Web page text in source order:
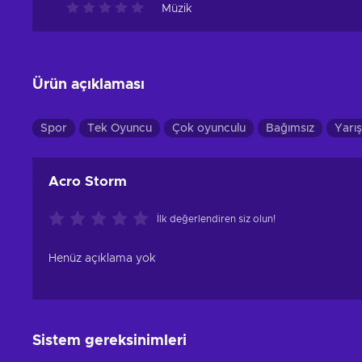
Müzik
Ürün açıklaması
Spor Tek Oyuncu Çok oyunculu Bağımsız Yarış
Acro Storm
İlk değerlendiren siz olun!
Henüz açıklama yok
Sistem gereksinimleri